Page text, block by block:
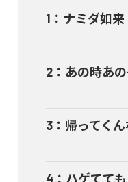
1 ： ナミダ如来
2 ： あの時あ
3 ： 帰ってくん
4 ： ハゲてて